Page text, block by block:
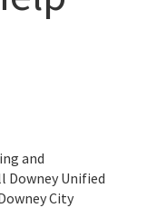
and
Downey Unified
City